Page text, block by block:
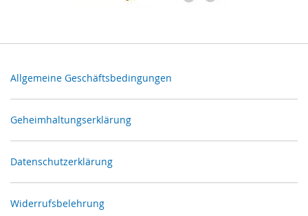
Allgemeine Geschäftsbedingungen
Geheimhaltungserklärung
Datenschutzerklärung
Widerrufsbelehrung